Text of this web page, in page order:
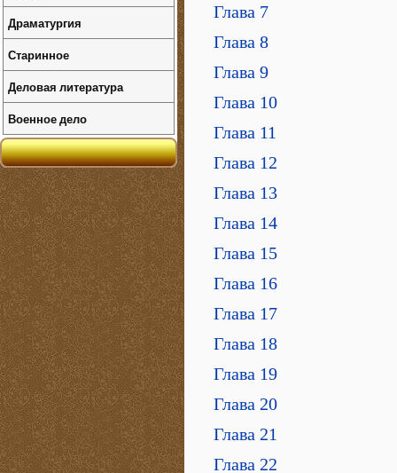
Глава 7
Глава 8
Глава 9
Глава 10
Глава 11
Глава 12
Глава 13
Глава 14
Глава 15
Глава 16
Глава 17
Глава 18
Глава 19
Глава 20
Глава 21
Глава 22
Драматургия
Старинное
Деловая литература
Военное дело